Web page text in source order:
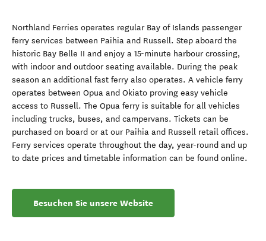
Northland Ferries operates regular Bay of Islands passenger
ferry services between Paihia and Russell. Step aboard the
historic Bay Belle II and enjoy a 15-minute harbour crossing,
with indoor and outdoor seating available. During the peak
season an additional fast ferry also operates. A vehicle ferry
operates between Opua and Okiato proving easy vehicle
access to Russell. The Opua ferry is suitable for all vehicles
including trucks, buses, and campervans. Tickets can be
purchased on board or at our Paihia and Russell retail offices.
Ferry services operate throughout the day, year-round and up
to date prices and timetable information can be found online.
Besuchen Sie unsere Website